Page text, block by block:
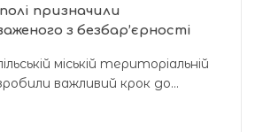
призначили
з безбар’єрності
міській територіальній
важливий крок до...